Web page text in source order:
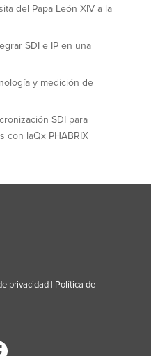
del Papa León XIV a la
SDI e IP en una
y medición de
SDI para
con laQx PHABRIX
privacidad| Política de